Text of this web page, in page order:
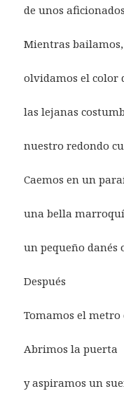
de unos
Mientras
olvidamos el color
las lejanas
nuestro redondo
Caemos en un
una bella
un pequeño danés
Después
Tomamos el metro
Abrimos la puerta
y aspiramos un